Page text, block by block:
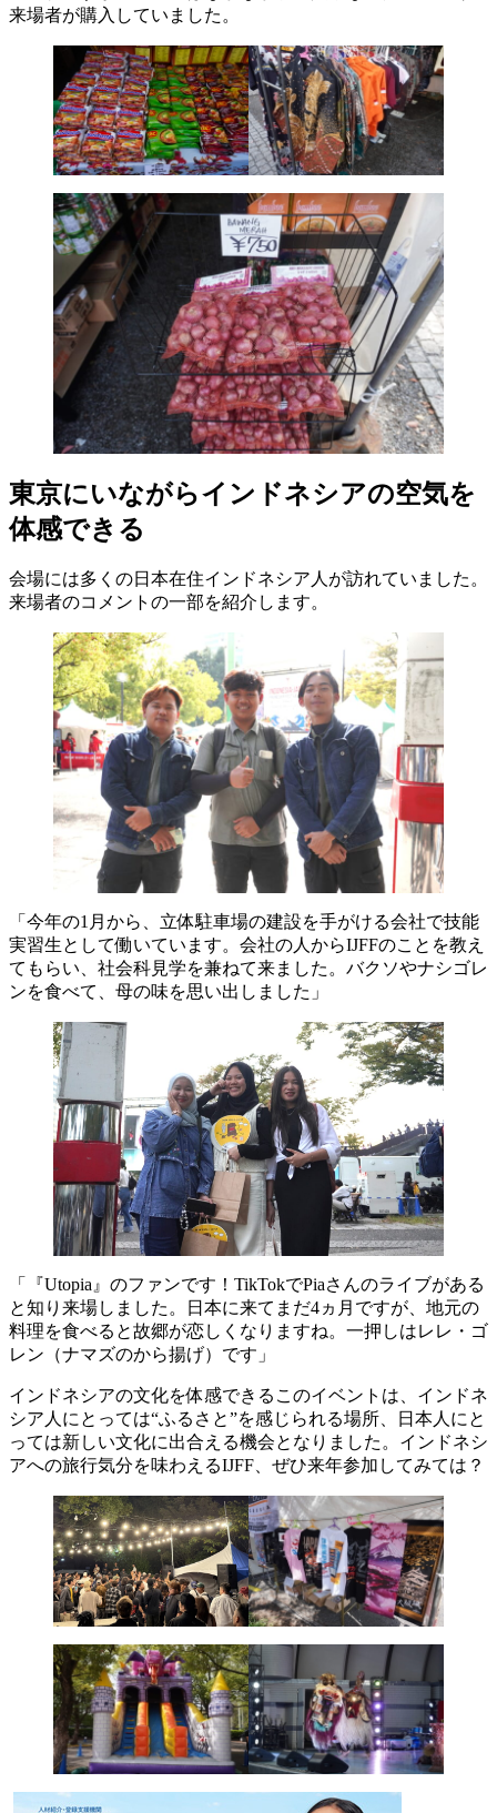
来場者が購入していました。
東京にいながらインドネシアの空気を
体感できる
会場には多くの日本在住インドネシア人が訪れていました。
来場者のコメントの一部を紹介します。
「今年の1月から、立体駐車場の建設を手がける会社で技能
実習生として働いています。会社の人からIJFFのことを教え
てもらい、社会科見学を兼ねて来ました。バクソやナシゴレ
ンを食べて、母の味を思い出しました」
「『Utopia』のファンです！TikTokでPiaさんのライブがある
と知り来場しました。日本に来てまだ4ヵ月ですが、地元の
料理を食べると故郷が恋しくなりますね。一押しはレレ・ゴ
レン（ナマズのから揚げ）です」
インドネシアの文化を体感できるこのイベントは、インドネ
シア人にとっては“ふるさと”を感じられる場所、日本人にと
っては新しい文化に出合える機会となりました。インドネシ
アへの旅行気分を味わえるIJFF、ぜひ来年参加してみては？